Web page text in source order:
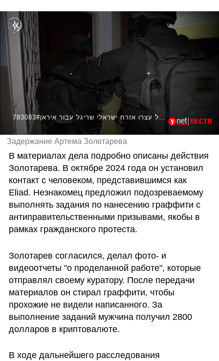
783083#השב"כ ומשטרת ישראל עצרו אזרח ישראלי שריגל עבור איראן
Задержание Артема Золотарева
В материалах дела подробно описаны действия
Золотарева. В октябре 2024 года он установил
контакт с человеком, представившимся как
Eliad. Незнакомец предложил подозреваемому
выполнять задания по нанесению граффити с
антиправительственными призывами, якобы в
рамках гражданского протеста.
Золотарев согласился, делал фото- и
видеоотчеты "о проделанной работе", которые
отправлял своему куратору. После передачи
материалов он стирал граффити, чтобы
прохожие не видели написанного. За
выполнение заданий мужчина получил 2800
долларов в криптовалюте.
В ходе дальнейшего расследования